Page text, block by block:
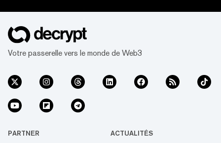
Votre passerelle vers le monde de Web3
PARTNER ACTUALITÉS